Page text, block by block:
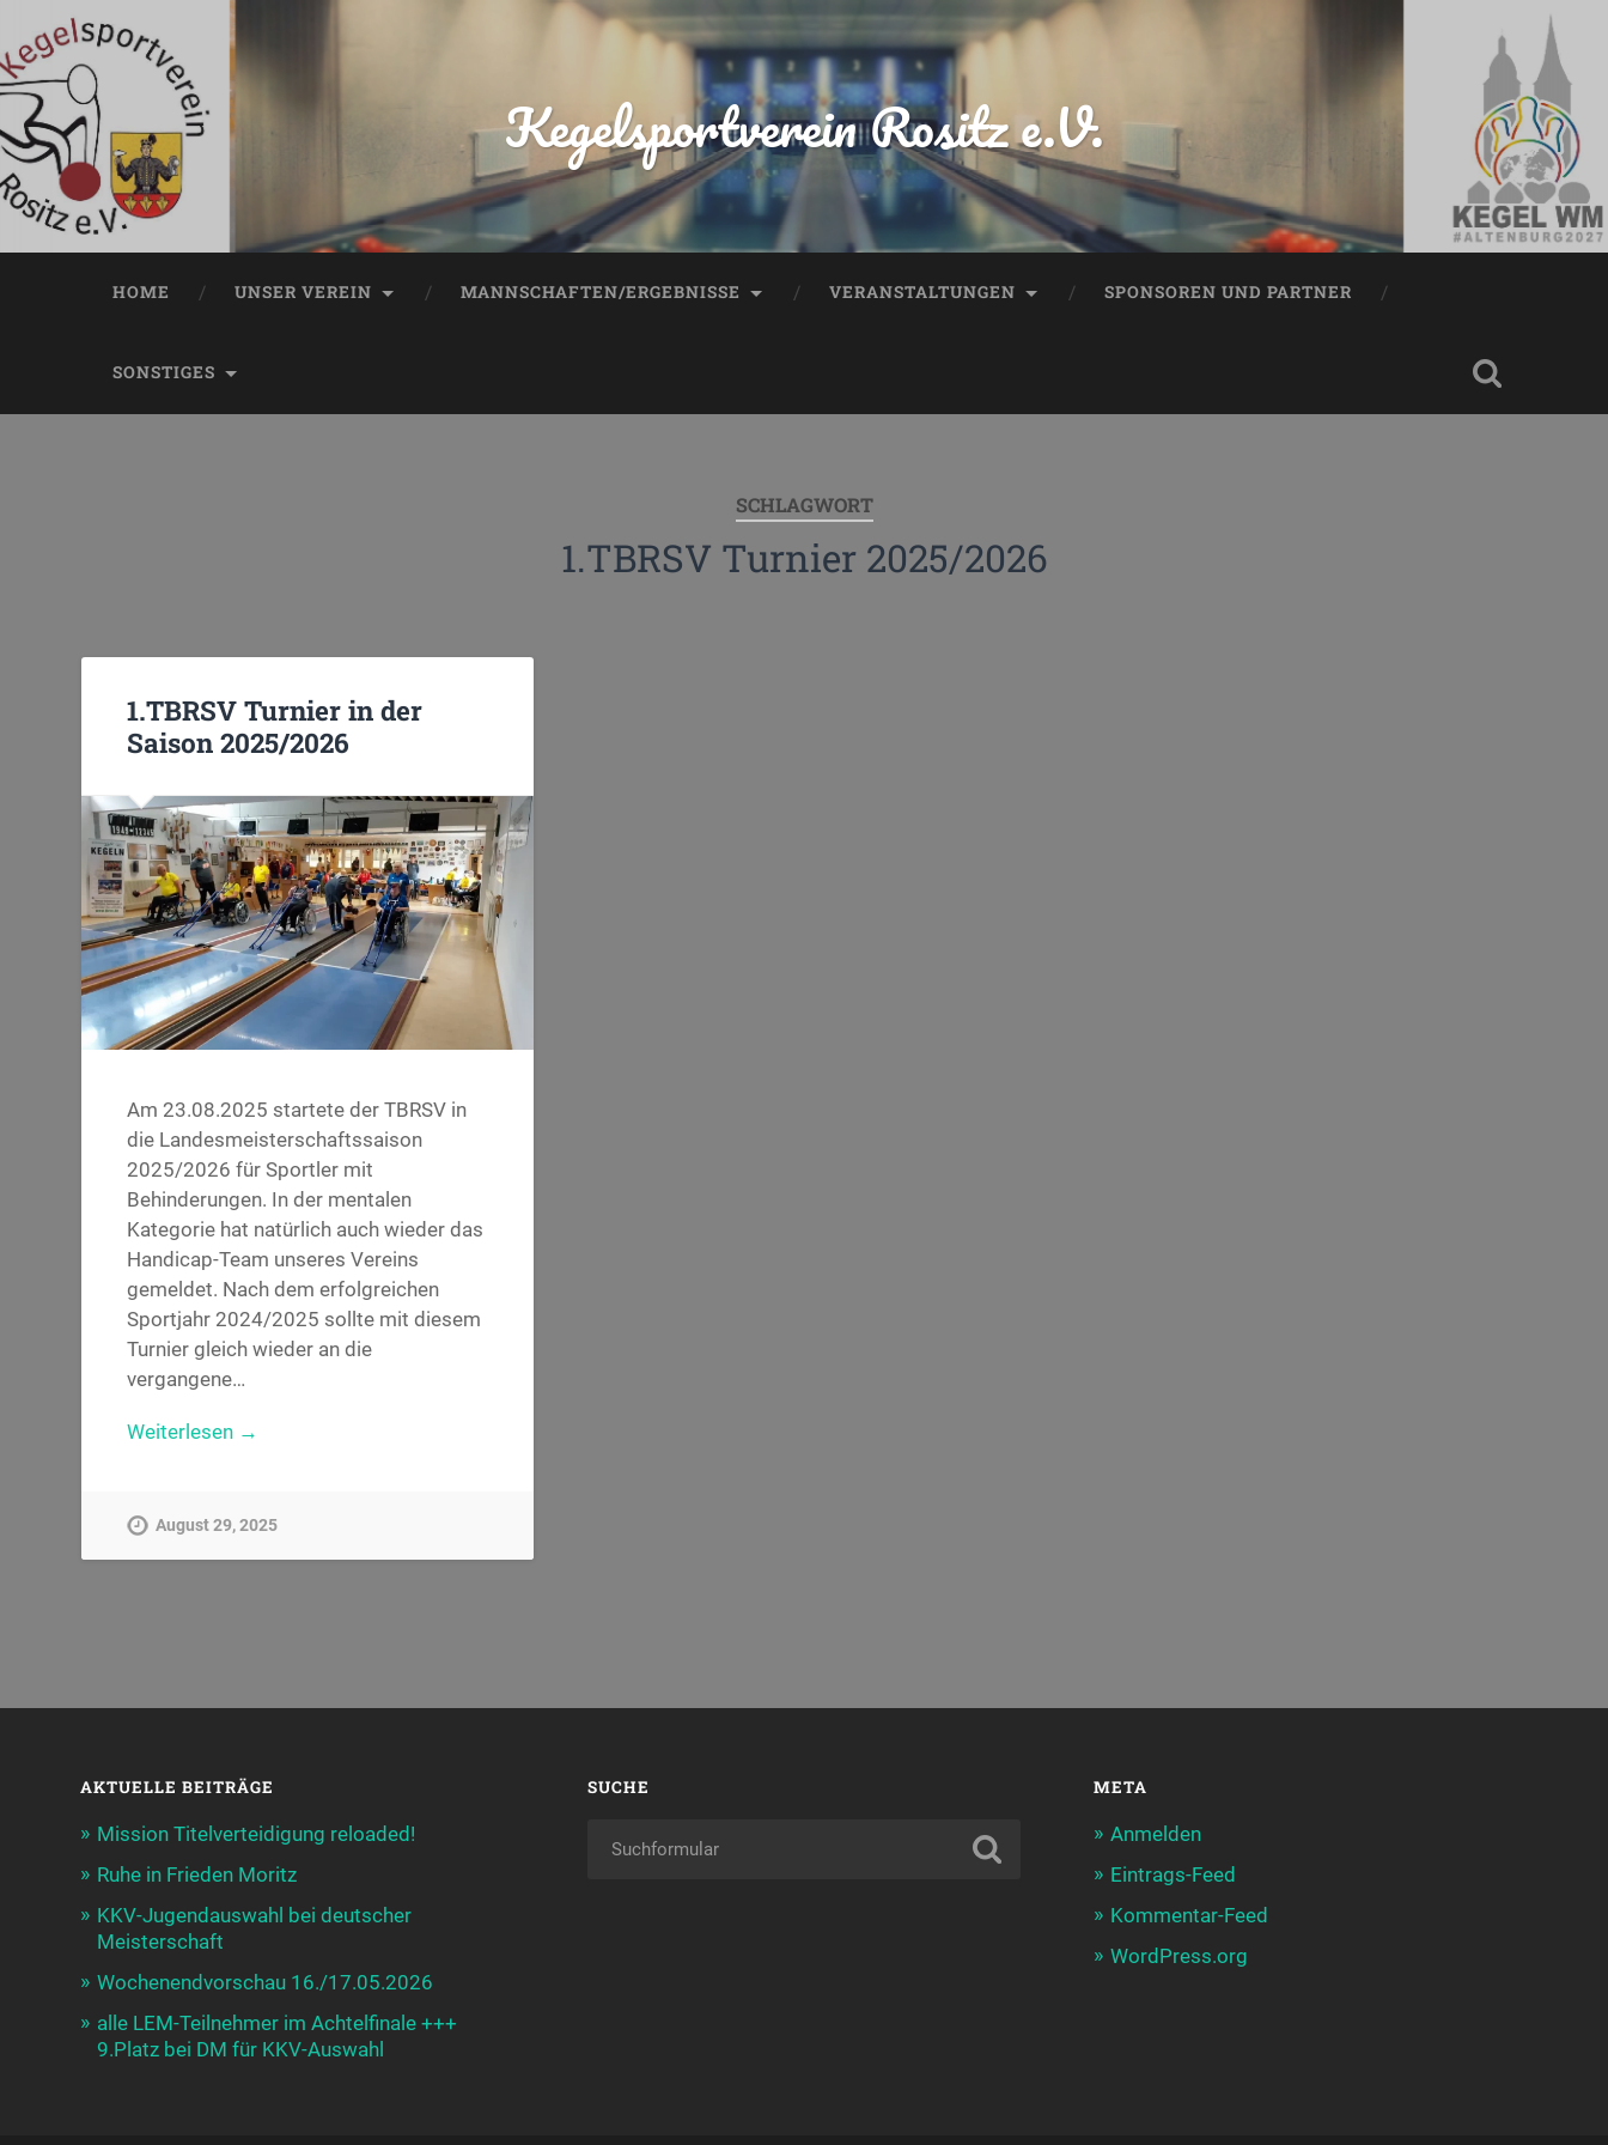
Kegelsportverein Rositz e.V.
HOME UNSER VEREIN MANNSCHAFTEN/ERGEBNISSE VERANSTALTUNGEN SPONSOREN UND PARTNER
SONSTIGES
SCHLAGWORT
1.TBRSV Turnier 2025/2026
1.TBRSV Turnier in der
Saison 2025/2026
Am 23.08.2025 startete der TBRSV in
die Landesmeisterschaftssaison
2025/2026 für Sportler mit
Behinderungen. In der mentalen
Kategorie hat natürlich auch wieder das
Handicap-Team unseres Vereins
gemeldet. Nach dem erfolgreichen
Sportjahr 2024/2025 sollte mit diesem
Turnier gleich wieder an die
vergangene…
Weiterlesen →
August 29, 2025
AKTUELLE BEITRÄGE
Mission Titelverteidigung reloaded!
Ruhe in Frieden Moritz
KKV-Jugendauswahl bei deutscher
Meisterschaft
Wochenendvorschau 16./17.05.2026
alle LEM-Teilnehmer im Achtelfinale +++
9.Platz bei DM für KKV-Auswahl
SUCHE META
Anmelden
Eintrags-Feed
Kommentar-Feed
WordPress.org